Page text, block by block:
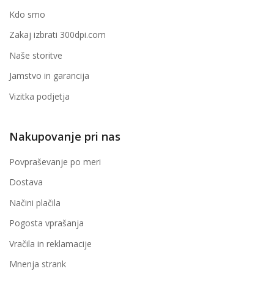
Kdo smo
Zakaj izbrati 300dpi.com
Naše storitve
Jamstvo in garancija
Vizitka podjetja
Nakupovanje pri nas
Povpraševanje po meri
Dostava
Načini plačila
Pogosta vprašanja
Vračila in reklamacije
Mnenja strank